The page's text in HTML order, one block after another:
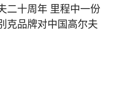
二十周年 里程中一份
克品牌对中国高尔夫